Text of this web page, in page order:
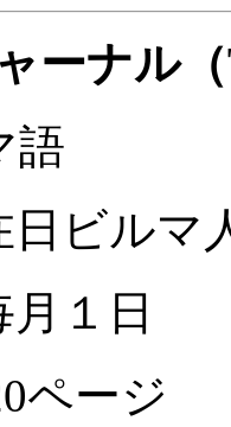
ーナル
語
日ビルマ
１日
ページ